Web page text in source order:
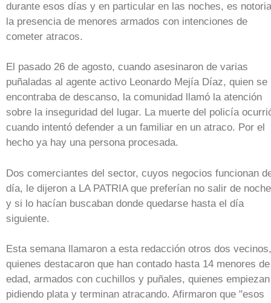
durante esos días y en particular en las noches, es notoria
la presencia de menores armados con intenciones de
cometer atracos.
El pasado 26 de agosto, cuando asesinaron de varias
puñaladas al agente activo Leonardo Mejía Díaz, quien se
encontraba de descanso, la comunidad llamó la atención
sobre la inseguridad del lugar. La muerte del policía
cuando intentó defender a un familiar en un atraco. Por el
hecho ya hay una persona procesada.
Dos comerciantes del sector, cuyos negocios funcionan
día, le dijeron a LA PATRIA que preferían no salir de noche
y si lo hacían buscaban donde quedarse hasta el día
siguiente.
Esta semana llamaron a esta redacción otros dos vecinos,
quienes destacaron que han contado hasta 14 menores de
edad, armados con cuchillos y puñales, quienes empiezan
pidiendo plata y terminan atracando. Afirmaron que "esos